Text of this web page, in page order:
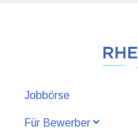
Jobbörse
Für Bewerber